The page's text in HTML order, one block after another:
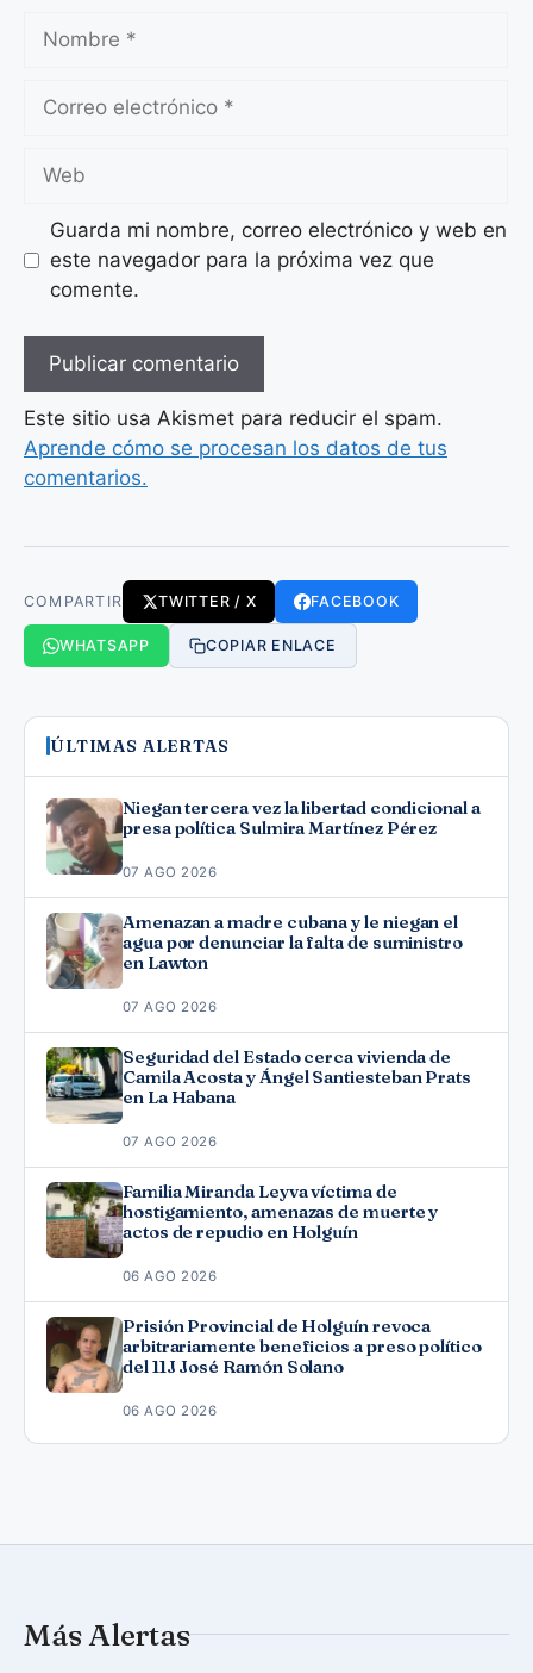
Nombre
Correo
Web
Guarda mi nombre, correo electrónico y web en
este navegador para la próxima vez que
comente.
Este sitio usa Akismet para reducir el spam.
Aprende cómo se procesan los datos de tus
comentarios.
COMPARTIR TWITTER / X FACEBOOK
WHATSAPP COPIAR ENLACE
ÚLTIMAS ALERTAS
Niegan tercera vez la libertad condicional a
presa política Sulmira Martínez Pérez
07 AGO 2026
Amenazan a madre cubana y le niegan el
agua por denunciar la falta de suministro
en Lawton
07 AGO 2026
Seguridad del Estado cerca vivienda de
Camila Acosta y Ángel Santiesteban Prats
en La Habana
07 AGO 2026
Familia Miranda Leyva víctima de
hostigamiento, amenazas de muerte y
actos de repudio en Holguín
06 AGO 2026
Prisión Provincial de Holguín revoca
arbitrariamente beneficios a preso político
del 11J José Ramón Solano
06 AGO 2026
Más Alertas